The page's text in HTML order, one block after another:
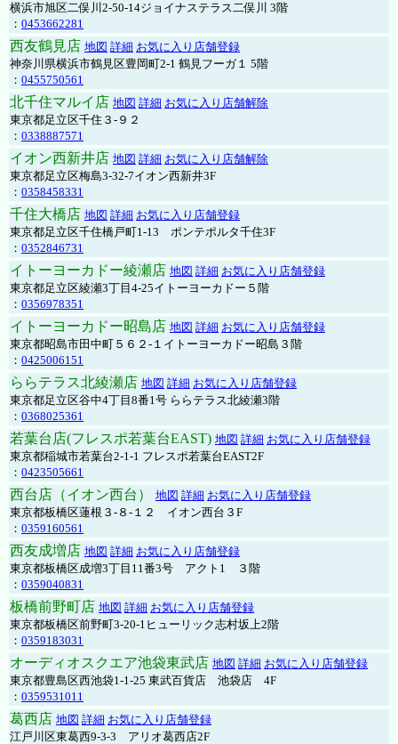
横浜市旭区二俣川2-50-14ジョイナステラス二俣川 3階
： 0453662281
西友鶴見店 地図 詳細 お気に入り店舗登録
神奈川県横浜市鶴見区豊岡町2-1 鶴見フーガ１ 5階
： 0455750561
北千住マルイ店 地図 詳細 お気に入り店舗解除
東京都足立区千住３-９２
： 0338887571
イオン西新井店 地図 詳細 お気に入り店舗解除
東京都足立区梅島3-32-7イオン西新井3F
： 0358458331
千住大橋店 地図 詳細 お気に入り店舗登録
東京都足立区千住橋戸町1-13 ポンテポルタ千住3F
： 0352846731
イトーヨーカドー綾瀬店 地図 詳細 お気に入り店舗登録
東京都足立区綾瀬3丁目4-25イトーヨーカドー５階
： 0356978351
イトーヨーカドー昭島店 地図 詳細 お気に入り店舗登録
東京都昭島市田中町５６２-１イトーヨーカドー昭島３階
： 0425006151
ららテラス北綾瀬店 地図 詳細 お気に入り店舗登録
東京都足立区谷中4丁目8番1号 ららテラス北綾瀬3階
： 0368025361
若葉台店(フレスポ若葉台EAST) 地図 詳細 お気に入り店舗登録
東京都稲城市若葉台2-1-1 フレスポ若葉台EAST2F
： 0423505661
西台店（イオン西台） 地図 詳細 お気に入り店舗登録
東京都板橋区蓮根３-８-１２ イオン西台３F
： 0359160561
西友成増店 地図 詳細 お気に入り店舗登録
東京都板橋区成増3丁目11番3号 アクト1 ３階
： 0359040831
板橋前野町店 地図 詳細 お気に入り店舗登録
東京都板橋区前野町3-20-1ヒューリック志村坂上2階
： 0359183031
オーディオスクエア池袋東武店 地図 詳細 お気に入り店舗登録
東京都豊島区西池袋1-1-25 東武百貨店 池袋店 4F
： 0359531011
葛西店 地図 詳細 お気に入り店舗登録
江戸川区東葛西9-3-3 アリオ葛西店2F